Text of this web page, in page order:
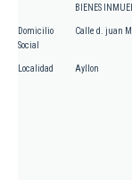
BIENES
Domicilio
Social
Calle d. juan
Localidad Ayllon